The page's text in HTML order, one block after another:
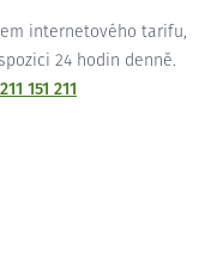
internetového tarifu,
24 hodin denně.
211 151 211